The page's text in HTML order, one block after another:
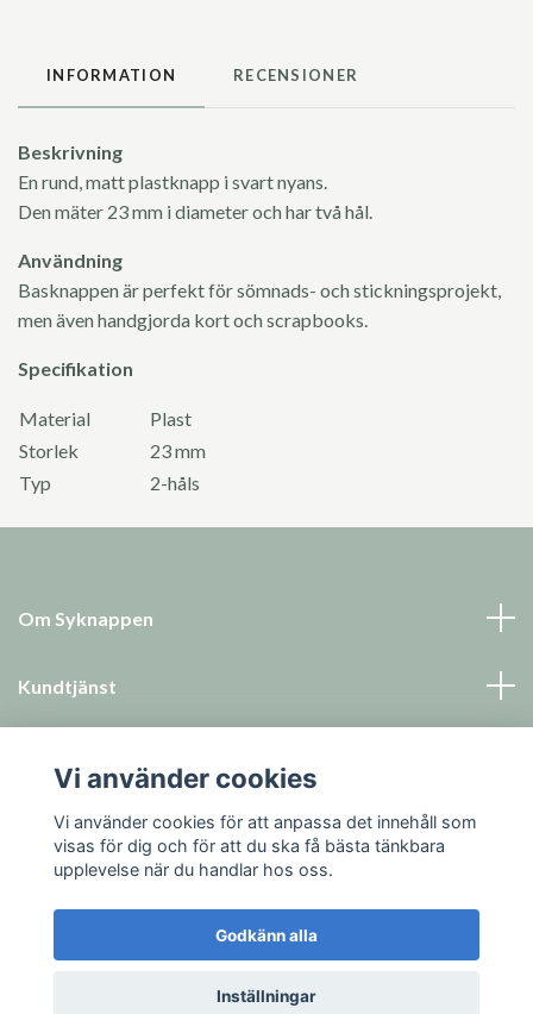
INFORMATION RECENSIONER
Beskrivning
En rund, matt plastknapp i svart nyans.
Den mäter 23 mm i diameter och har två hål.
Användning
Basknappen är perfekt för sömnads- och stickningsprojekt,
men även handgjorda kort och scrapbooks.
Specifikation
Material
Plast
Storlek
23 mm
Typ
2-håls
Om Syknappen
Kundtjänst
Sociala medier
© 2026 Syknappen
Vi använder cookies
Vi använder cookies för att anpassa det innehåll som
visas för dig och för att du ska få bästa tänkbara
upplevelse när du handlar hos oss.
Godkänn alla
Inställningar